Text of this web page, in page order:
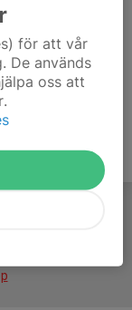
för att vår
De används
oss att